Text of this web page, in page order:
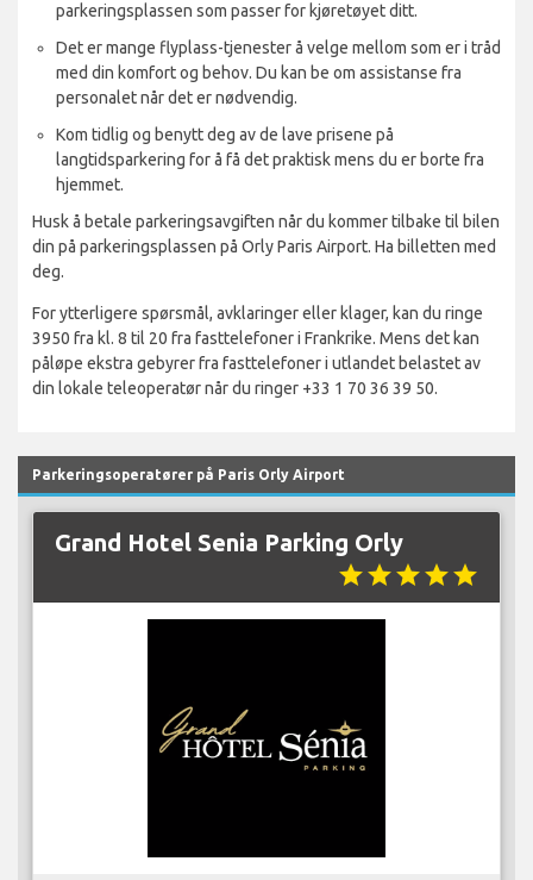
parkeringsplassen som passer for kjøretøyet ditt.
Det er mange flyplass-tjenester å velge mellom som er i tråd
med din komfort og behov. Du kan be om assistanse fra
personalet når det er nødvendig.
Kom tidlig og benytt deg av de lave prisene på
langtidsparkering for å få det praktisk mens du er borte fra
hjemmet.
Husk å betale parkeringsavgiften når du kommer tilbake til bilen
din på parkeringsplassen på Orly Paris Airport. Ha billetten med
deg.
For ytterligere spørsmål, avklaringer eller klager, kan du ringe
3950 fra kl. 8 til 20 fra fasttelefoner i Frankrike. Mens det kan
påløpe ekstra gebyrer fra fasttelefoner i utlandet belastet av
din lokale teleoperatør når du ringer +33 1 70 36 39 50.
Parkeringsoperatører på Paris Orly Airport
Grand Hotel Senia Parking Orly
starstarstarstarstar